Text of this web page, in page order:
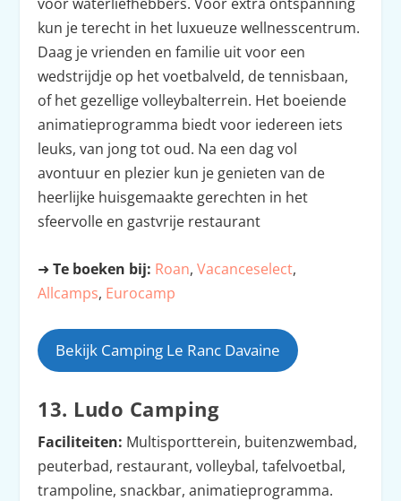
kun je terecht in het luxueuze wellnesscentrum.
Daag je vrienden en familie uit voor een
wedstrijdje op het voetbalveld, de tennisbaan,
of het gezellige volleybalterrein. Het boeiende
animatieprogramma biedt voor iedereen iets
leuks, van jong tot oud. Na een dag vol
avontuur en plezier kun je genieten van de
heerlijke huisgemaakte gerechten in het
sfeervolle en gastvrije restaurant
➜Te boeken bij: Roan,Vacanceselect,
Allcamps, Eurocamp
Bekijk Camping Le Ranc Davaine
13. Ludo Camping
Faciliteiten: Multisportterein, buitenzwembad,
peuterbad, restaurant, volleybal, tafelvoetbal,
trampoline, snackbar, animatieprogramma.